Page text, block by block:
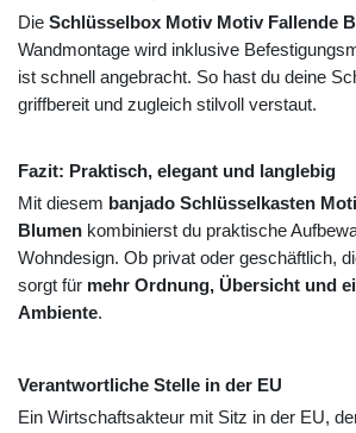
Die Schlüsselbox Motiv Motiv Fallende
Wandmontage wird inklusive
ist schnell angebracht. So hast du deine
griffbereit und zugleich stilvoll verstaut.
Fazit: Praktisch, elegant und langlebig
Mit diesem banjado Schlüsselkasten
Blumen kombinierst du praktische
Wohndesign. Ob privat oder geschäftlich,
sorgt für mehr Ordnung, Übersicht und
Ambiente.
Verantwortliche Stelle in der EU
Ein Wirtschaftsakteur mit Sitz in der EU,